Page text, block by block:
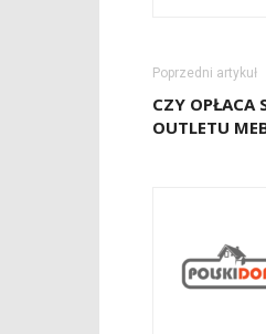
Poprzedni artykuł
CZY OPŁACA
OUTLETU